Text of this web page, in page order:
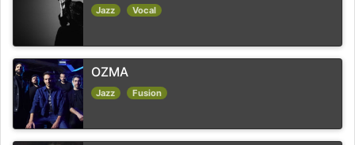
Jazz Vocal
OZMA
Jazz Fusion